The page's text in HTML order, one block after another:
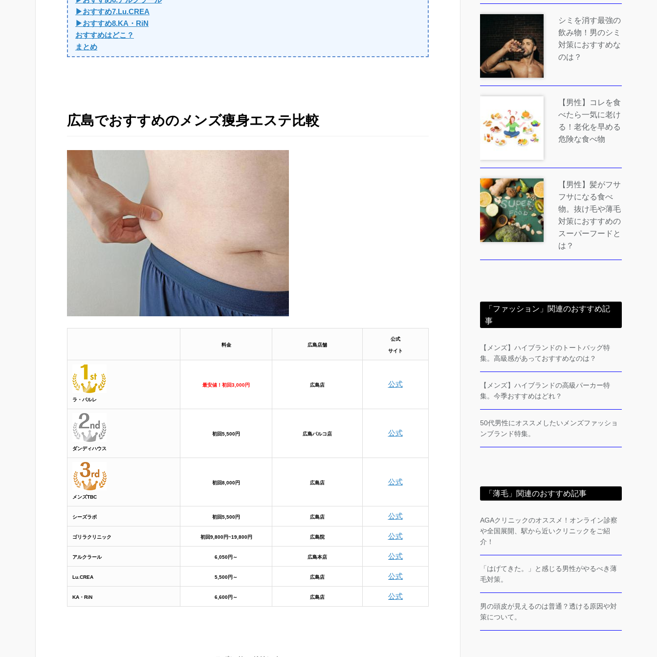
▶おすすめ7.Lu.CREA
▶おすすめ8.KA・RiN
おすすめはどこ？
まとめ
広島でおすすめのメンズ痩身エステ比較
料金 広島店舗
公式
サイト
ラ・パルレ
最安値！初回3,000円 広島店 公式
ダンディハウス
初回5,500円 広島パルコ店 公式
メンズTBC
初回8,000円 広島店 公式
シーズラボ 初回5,500円 広島店 公式
ゴリラクリニック 初回9,800円~19,800円 広島院 公式
アルクラール 6,050円～ 広島本店 公式
Lu.CREA 5,500円～ 広島店 公式
KA・RiN 6,600円～ 広島店 公式
シミを消す最強の
飲み物！男のシミ
対策におすすめな
のは？
【男性】コレを食
べたら一気に老け
る！老化を早める
危険な食べ物
【男性】髪がフサ
フサになる食べ
物。抜け毛や薄毛
対策におすすめの
スーパーフードと
は？
「ファッション」関連のおすすめ記
事
【メンズ】ハイブランドのトートバッグ特
集。高級感があっておすすめなのは？
【メンズ】ハイブランドの高級パーカー特
集。今季おすすめはどれ？
50代男性にオススメしたいメンズファッショ
ンブランド特集。
「薄毛」関連のおすすめ記事
AGAクリニックのオススメ！オンライン診察
や全国展開、駅から近いクリニックをご紹
介！
「はげてきた。」と感じる男性がやるべき薄
毛対策。
男の頭皮が見えるのは普通？透ける原因や対
策について。